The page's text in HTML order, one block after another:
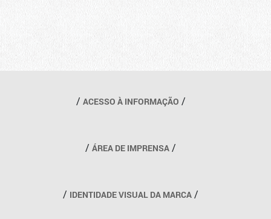
Outros links
ACESSO À INFORMAÇÃO
ÁREA DE IMPRENSA
IDENTIDADE VISUAL DA MARCA